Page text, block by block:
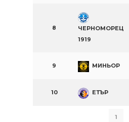
8
ЧЕРНОМОРЕЦ
1919
9 МИНЬОР
10 ЕТЪР
1